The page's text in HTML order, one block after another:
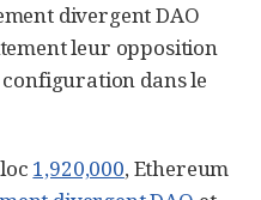
divergent DAO
leur opposition
dans le
1,920,000, Ethereum